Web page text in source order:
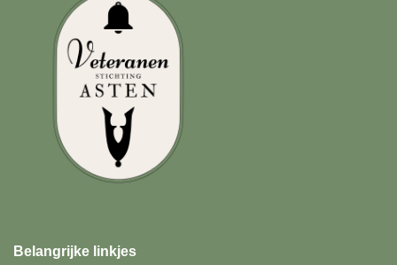
Belangrijke linkjes